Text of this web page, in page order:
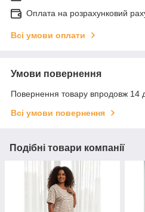
Оплата на розрахунковий
Всі умови оплати
Умови повернення
Повернення товару впродовж 14
Всі умови повернення
Подібні товари компанії